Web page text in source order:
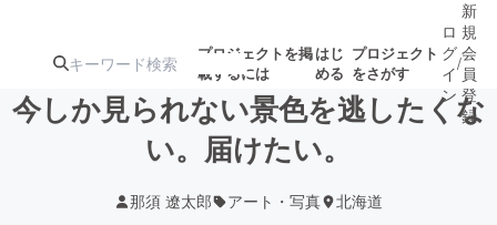
プロジェクトを掲
載するには
はじ
める
プロジェクト
をさがす
ターン
注目の新着プロ
ジェクト
募集終了が近いプ
ロジェクト
ロ
グ
イ
ン
/
新
規
会
員
登
録
今しか見られない景色を逃したくな
い。届けたい。
那須 遼太郎 アート・写真 北海道